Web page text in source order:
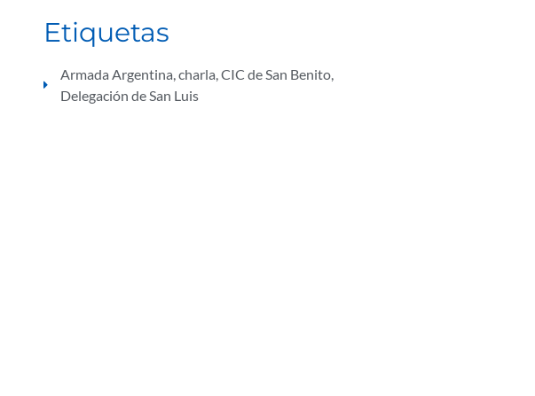
Etiquetas
Armada Argentina,charla,CIC de San Benito,
Delegación de San Luis